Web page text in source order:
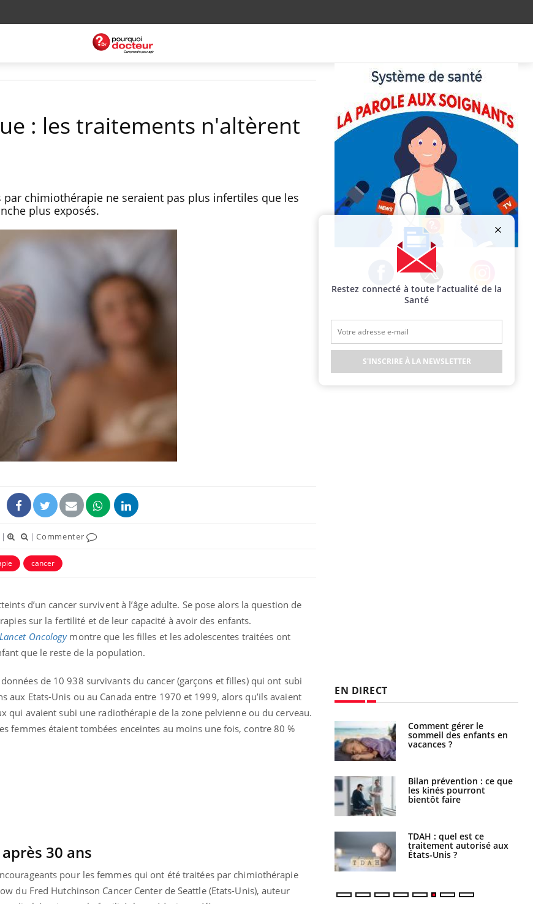
: les traitements n'altèrent
par chimiothérapie ne seraient pas plus infertiles que les
plus exposés.
| |Commenter
cancer
d’un cancer survivent à l’âge adulte. Se pose alors la question de
sur la fertilité et de leur capacité à avoir des enfants.
Oncologymontre que les filles et les adolescentes traitées ont
que le reste de la population.
de 10 938 survivants du cancer (garçons et filles) qui ont subi
aux Etats-Unis ou au Canada entre 1970 et 1999, alors qu’ils avaient
qui avaient subi une radiothérapie de la zone pelvienne ou du cerveau.
femmes étaient tombées enceintes au moins une fois, contre 80 %
30 ans
pour les femmes qui ont été traitées par chimiothérapie
du Fred Hutchinson Cancer Center de Seattle (Etats-Unis), auteur
Facebook Twitter Instagram
EN DIRECT
Grossesse et chaleur : ce
que dit la science
vacances, elle reste dans
le coma pendant 42 jours
Mordue par un
barracuda, une petite fille
Comment gérer le
sommeil des enfants en
vacances ?
Bilan prévention : ce que
les kinés pourront
bientôt faire
TDAH : quel est ce
traitement autorisé aux
États-Unis ?
Restez connecté à toute l’actualité de la
Santé
S'INSCRIRE À LA NEWSLETTER